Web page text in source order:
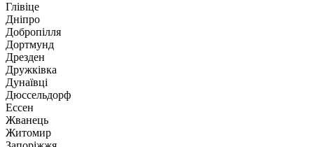
Глівіце
Дніпро
Добропілля
Дортмунд
Дрезден
Дружківка
Дунаївці
Дюссельдорф
Ессен
Жванець
Житомир